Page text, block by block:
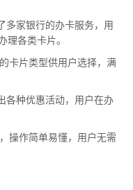
多家银行的办卡服务，用
各类卡片。
卡片类型供用户选择，满
各种优惠活动，用户在办
操作简单易懂，用户无需